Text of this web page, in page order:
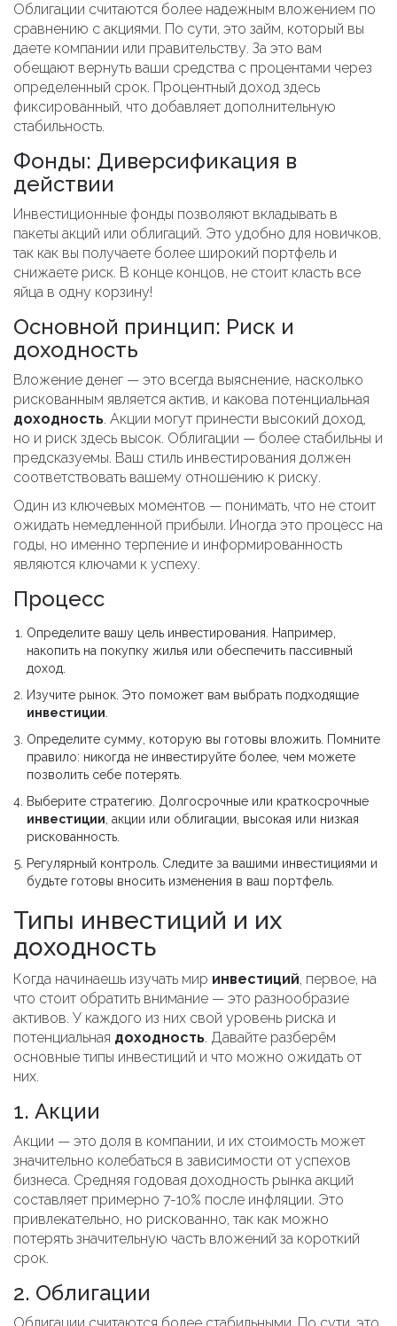
Облигации считаются более надежным вложением по
сравнению с акциями. По сути, это займ, который вы
даете компании или правительству. За это вам
обещают вернуть ваши средства с процентами через
определенный срок. Процентный доход здесь
фиксированный, что добавляет дополнительную
стабильность.
Фонды: Диверсификация в
действии
Инвестиционные фонды позволяют вкладывать в
пакеты акций или облигаций. Это удобно для новичков,
так как вы получаете более широкий портфель и
снижаете риск. В конце концов, не стоит класть все
яйца в одну корзину!
Основной принцип: Риск и
доходность
Вложение денег — это всегда выяснение, насколько
рискованным является актив, и какова потенциальная
доходность. Акции могут принести высокий доход,
но и риск здесь высок. Облигации — более стабильны и
предсказуемы. Ваш стиль инвестирования должен
соответствовать вашему отношению к риску.
Один из ключевых моментов — понимать, что не стоит
ожидать немедленной прибыли. Иногда это процесс на
годы, но именно терпение и информированность
являются ключами к успеху.
Процесс
Определите вашу цель инвестирования. Например,
накопить на покупку жилья или обеспечить пассивный
доход.
Изучите рынок. Это поможет вам выбрать подходящие
инвестиции
Определите сумму, которую вы готовы вложить. Помните
правило: никогда не инвестируйте более, чем можете
позволить себе потерять.
Выберите стратегию. Долгосрочные или краткосрочные
инвестиции , акции или облигации, высокая или низкая
рискованность.
Регулярный контроль. Следите за вашими инвестициями и
будьте готовы вносить изменения в ваш портфель.
Типы инвестиций и их
доходность
Когда начинаешь изучать мир инвестиций, первое, на
что стоит обратить внимание — это разнообразие
активов. У каждого из них свой уровень риска и
потенциальная доходность. Давайте разберём
основные типы инвестиций и что можно ожидать от
них.
1. Акции
Акции — это доля в компании, и их стоимость может
значительно колебаться в зависимости от успехов
бизнеса. Средняя годовая доходность рынка акций
составляет примерно 7-10% после инфляции. Это
привлекательно, но рискованно, так как можно
потерять значительную часть вложений за короткий
срок.
2. Облигации